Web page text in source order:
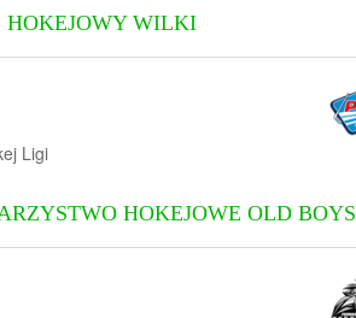
WILKI
Ligi
HOKEJOWE OLD BOYS